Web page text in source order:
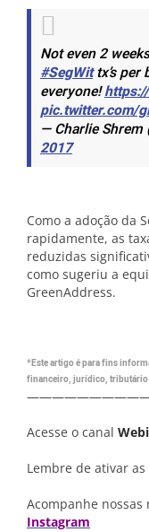
Not even 2
#SegWittx’s per
everyone!
pic.twitter.com/
— Charlie Shrem
2017
Como a adoção da
rapidamente, as
reduzidas
como sugeriu a
GreenAddress.
*Este artigo é para fins
financeiro, jurídico, tributário
Acesse o canal
Lembre de ativar
Acompanhe
Instagram